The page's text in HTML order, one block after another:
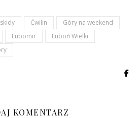
Ćwilin
Góry na weekend
Lubomir
Luboń Wielki
KOMENTARZ